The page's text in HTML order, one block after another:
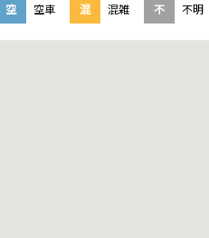
空 空車 混 混雑 不 不明